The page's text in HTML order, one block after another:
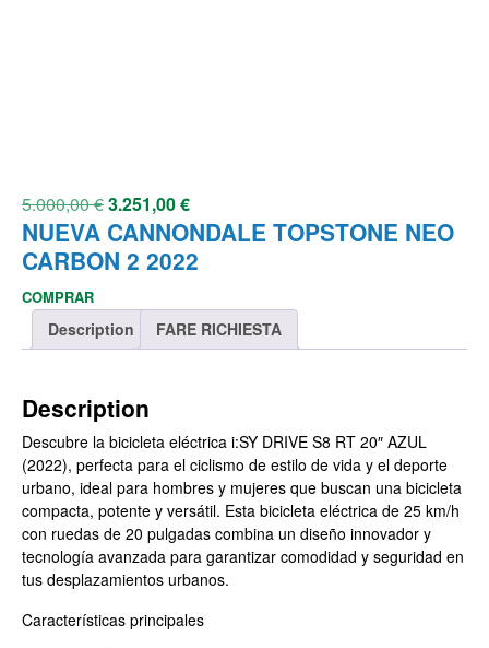
5.000,00€3.251,00€
NUEVA CANNONDALE TOPSTONE NEO
CARBON 2 2022
COMPRAR
Description FARE RICHIESTA
Description
Descubre la bicicleta eléctrica i:SY DRIVE S8 RT 20″ AZUL
(2022), perfecta para el ciclismo de estilo de vida y el deporte
urbano, ideal para hombres y mujeres que buscan una bicicleta
compacta, potente y versátil. Esta bicicleta eléctrica de 25 km/h
con ruedas de 20 pulgadas combina un diseño innovador y
tecnología avanzada para garantizar comodidad y seguridad en
tus desplazamientos urbanos.
Características principales